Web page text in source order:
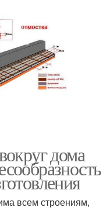
дома
всем строениям,